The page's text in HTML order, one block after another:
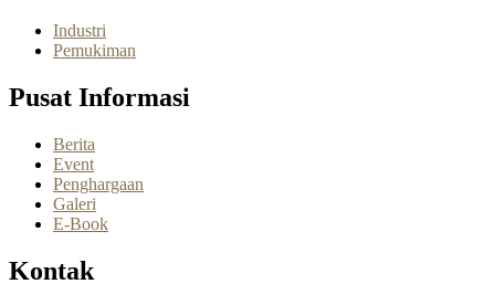
Industri
Pemukiman
Pusat Informasi
Berita
Event
Penghargaan
Galeri
E-Book
Kontak